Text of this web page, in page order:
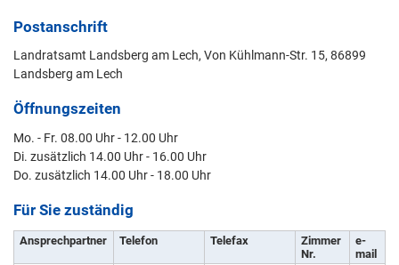
Postanschrift
Landratsamt Landsberg am Lech, Von Kühlmann-Str. 15, 86899
Landsberg am Lech
Öffnungszeiten
Mo. - Fr. 08.00 Uhr - 12.00 Uhr
Di. zusätzlich 14.00 Uhr - 16.00 Uhr
Do. zusätzlich 14.00 Uhr - 18.00 Uhr
Für Sie zuständig
Ansprechpartner Telefon Telefax
Zimmer
Nr.
e-
mail